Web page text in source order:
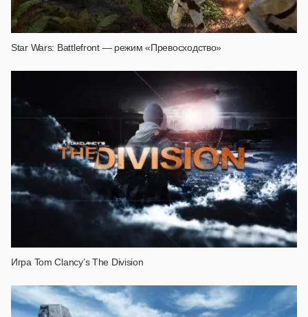
Star Wars: Battlefront — режим «Превосходство»
Игра Tom Clancy’s The Division